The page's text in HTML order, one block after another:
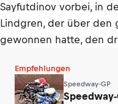
Sayfutdinov vorbei, in
Lindgren, der über den
gewonnen hatte, den
Empfehlungen
Speedway-GP